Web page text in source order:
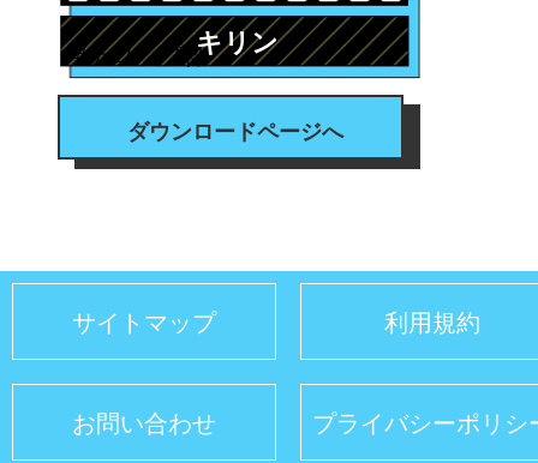
#テロップ枠キリン
ダウンロードページへ
サイトマップ 利用規約
お問い合わせ プライバシーポリシ